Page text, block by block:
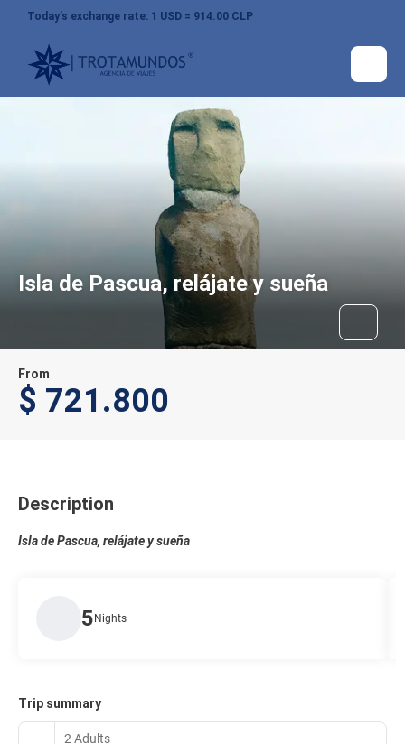
Today’s exchange rate: 1 USD = 914.00 CLP
Isla de Pascua, relájate y sueña
From
$ 721.800
Description
Isla de Pascua, relájate y sueña
5Nights
Trip summary
2 Adults